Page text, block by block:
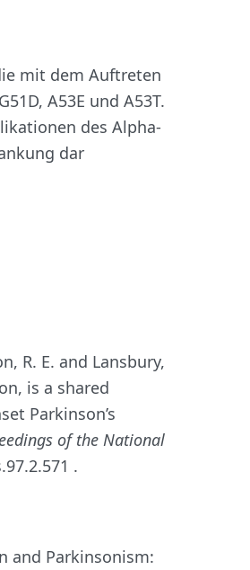
mit dem Auftreten
A53E und A53T.
des Alpha-
dar
R. E. and Lansbury,
is a shared
Parkinson’s
of the National
.
and Parkinsonism: